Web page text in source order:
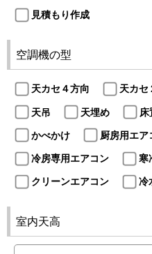
見積もり作成
空調機の型
天カセ４方向 天カセ
天吊
天埋め 床
かべかけ
厨房用エア
冷房専用エアコン
寒
クリーンエアコン
冷
室内天高